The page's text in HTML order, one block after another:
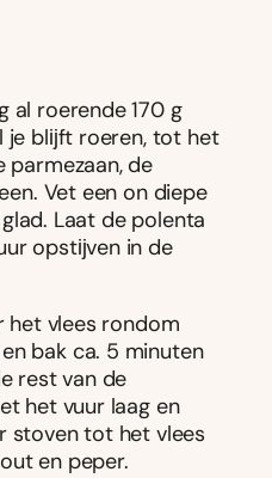
al roerende 170 g
je blĳft roeren, tot het
parmezaan, de
Vet een on diepe
Laat de polenta
opstĳven in de
het vlees rondom
bak ca. 5 minuten
rest van de
het vuur laag en
stoven tot het vlees
en peper.